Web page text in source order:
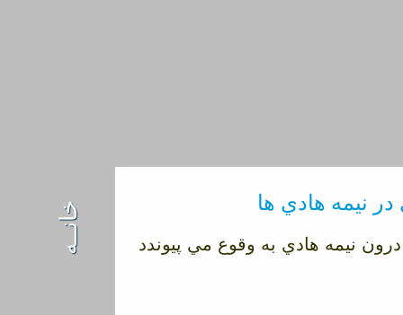
نيمه هادي ها
نيمه هادي به وقوع مي پيوندد خانــه